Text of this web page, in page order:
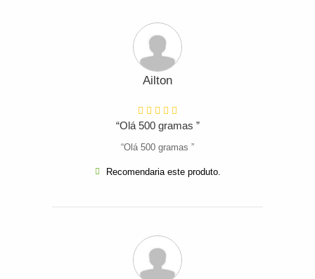
Ailton
“Olá 500 gramas ”
“Olá 500 gramas ”
Recomendaria este produto.